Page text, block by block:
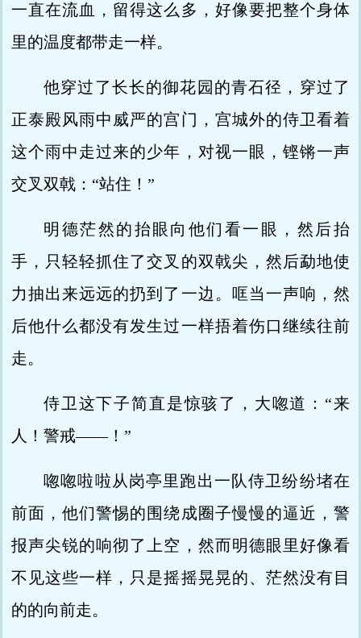
一直在流血，留得这么多，好像要把整个身体
里的温度都带走一样。
他穿过了长长的御花园的青石径，穿过了
正泰殿风雨中威严的宫门，宫城外的侍卫看着
这个雨中走过来的少年，对视一眼，铿锵一声
交叉双戟：“站住！”
明德茫然的抬眼向他们看一眼，然后抬
手，只轻轻抓住了交叉的双戟尖，然后勐地使
力抽出来远远的扔到了一边。哐当一声响，然
后他什么都没有发生过一样捂着伤口继续往前
走。
侍卫这下子简直是惊骇了，大唿道：“来
人！警戒——！”
唿唿啦啦从岗亭里跑出一队侍卫纷纷堵在
前面，他们警惕的围绕成圈子慢慢的逼近，警
报声尖锐的响彻了上空，然而明德眼里好像看
不见这些一样，只是摇摇晃晃的、茫然没有目
的的向前走。